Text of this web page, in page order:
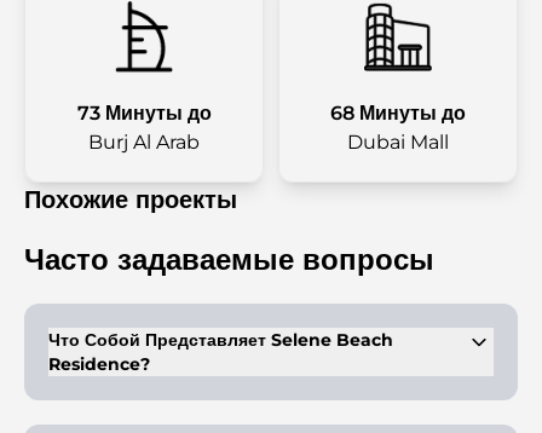
73 Минуты до
Burj Al Arab
68 Минуты до
Dubai Mall
Похожие проекты
Часто задаваемые вопросы
Что Собой Представляет Selene Beach
Residence?
выбрать варианты с одной, двумя или тремя спальнями.